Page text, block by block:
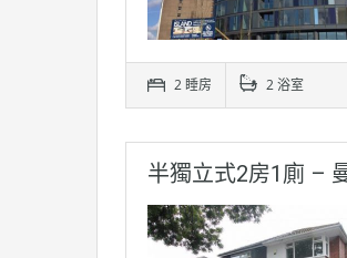
2 睡房 2 浴室
半獨立式2房1廁 –